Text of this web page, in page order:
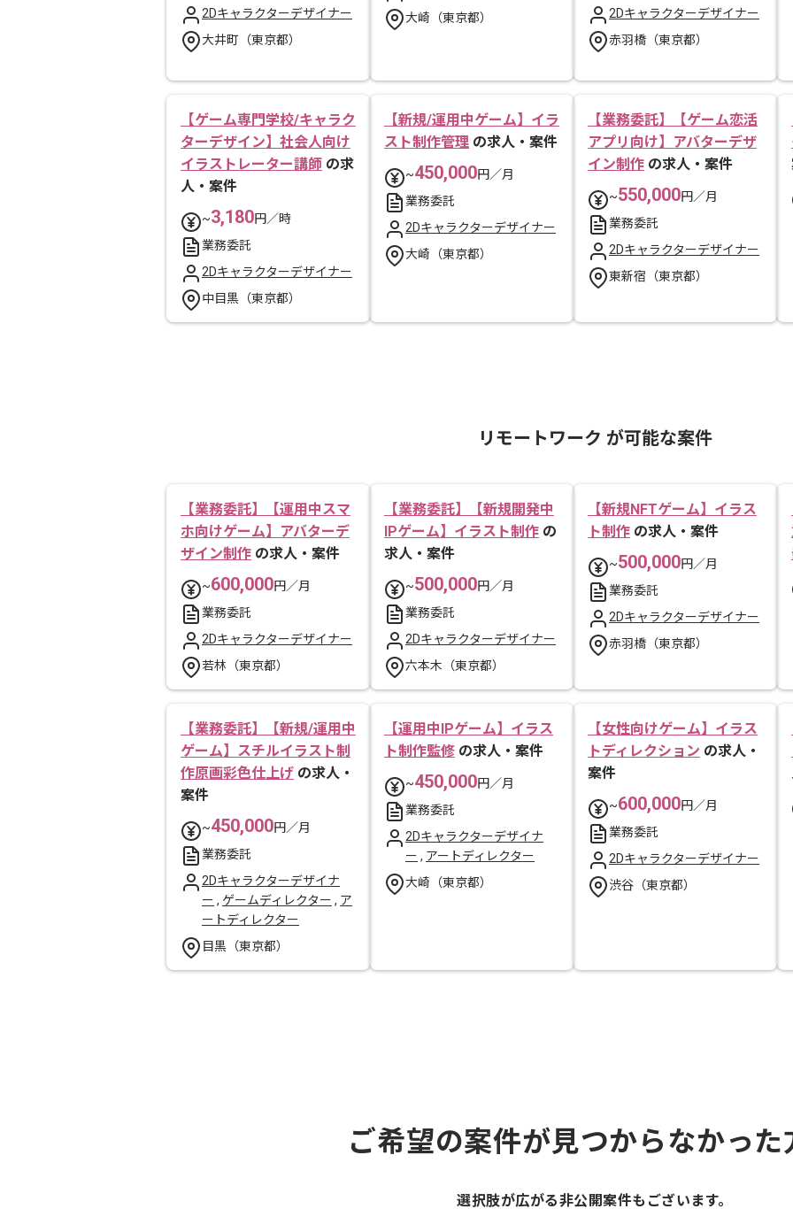
2Dキャラクターデザイナー
大井町（東京都）
大崎（東京都）
2Dキャラクターデザイナー
赤羽橋（東京都）
【ゲーム専門学校/キャラク
ターデザイン】社会人向け
イラストレーター講師 の求
人・案件
~3,180円／時
業務委託
2Dキャラクターデザイナー
中目黒（東京都）
【新規/運用中ゲーム】イラ
スト制作管理 の求人・案件
~450,000円／月
業務委託
2Dキャラクターデザイナー
大崎（東京都）
【業務委託】【ゲーム恋活
アプリ向け】アバターデザ
イン制作 の求人・案件
~550,000円／月
業務委託
2Dキャラクターデザイナー
東新宿（東京都）
リモートワーク が可能な案件
【業務委託】【運用中スマ
ホ向けゲーム】アバターデ
ザイン制作 の求人・案件
~600,000円／月
業務委託
2Dキャラクターデザイナー
若林（東京都）
【業務委託】【新規開発中
IPゲーム】イラスト制作 の
求人・案件
~500,000円／月
業務委託
2Dキャラクターデザイナー
六本木（東京都）
【新規NFTゲーム】イラス
ト制作 の求人・案件
~500,000円／月
業務委託
2Dキャラクターデザイナー
赤羽橋（東京都）
【業務委託】【新規/運用中
ゲーム】スチルイラスト制
作原画彩色仕上げ の求人・
案件
~450,000円／月
業務委託
2Dキャラクターデザイナ
ー , ゲームディレクター , ア
ートディレクター
目黒（東京都）
【運用中IPゲーム】イラス
ト制作監修 の求人・案件
~450,000円／月
業務委託
2Dキャラクターデザイナ
ー , アートディレクター
大崎（東京都）
【女性向けゲーム】イラス
トディレクション の求人・
案件
~600,000円／月
業務委託
2Dキャラクターデザイナー
渋谷（東京都）
ご希望の案件が見つからなかった
選択肢が広がる非公開案件もございます。